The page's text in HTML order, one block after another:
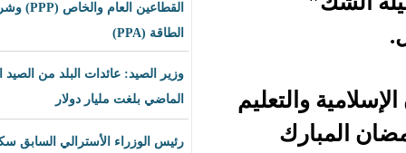
القطاعين العام والخاص (PPP) وشراء
وزير الصيد: عائدات البلد من الصيد العام
الماضي بلغت مليار دولار
رئيس الوزراء الأسترالي السابق سكوت